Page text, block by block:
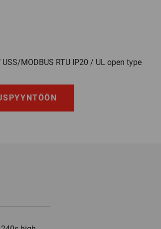
MODBUS RTU IP20 / UL open type